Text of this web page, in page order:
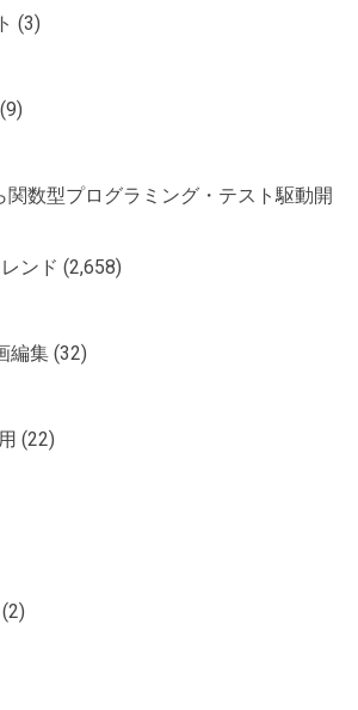
(3)
(9)
数型プログラミング・テスト駆動開
ンド (2,658)
編集 (32)
(22)
(2)